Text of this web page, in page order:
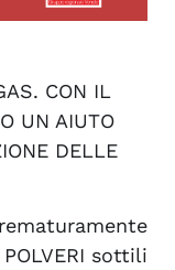
CON IL
UN AIUTO
DELLE
sottili